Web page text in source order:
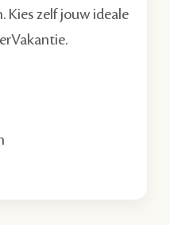
Kies zelf jouw ideale